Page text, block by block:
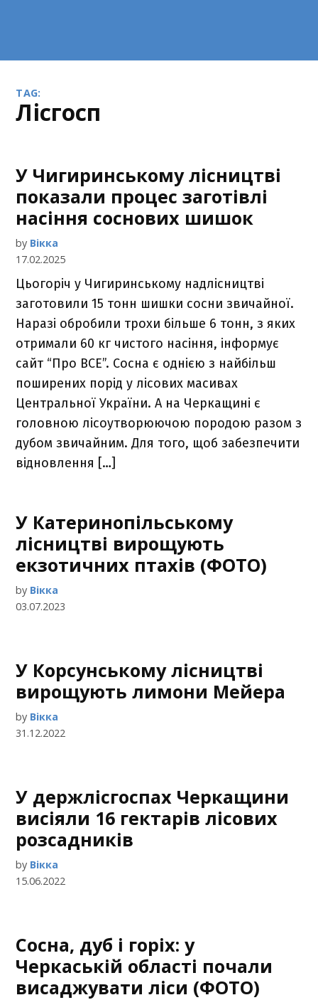
TAG:
лісгосп
У Чигиринському лісництві
показали процес заготівлі
насіння соснових шишок
by Вікка
17.02.2025
Цьогоріч у Чигиринському надлісництві
заготовили 15 тонн шишки сосни звичайної.
Наразі обробили трохи більше 6 тонн, з яких
отримали 60 кг чистого насіння, інформує
сайт “Про ВСЕ”. Сосна є однією з найбільш
поширених порід у лісових масивах
Центральної України. А на Черкащині є
головною лісоутворюючою породою разом з
дубом звичайним. Для того, щоб забезпечити
відновлення […]
У Катеринопільському
лісництві вирощують
екзотичних птахів (ФОТО)
by Вікка
03.07.2023
У Корсунському лісництві
вирощують лимони Мейера
by Вікка
31.12.2022
У держлісгоспах Черкащини
висіяли 16 гектарів лісових
розсадників
by Вікка
15.06.2022
Сосна, дуб і горіх: у
Черкаській області почали
висаджувати ліси (ФОТО)